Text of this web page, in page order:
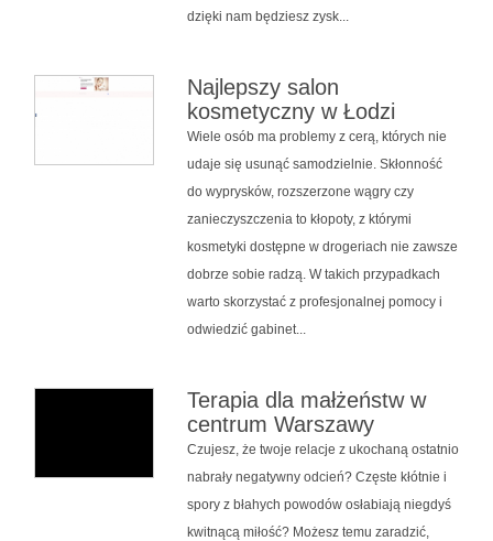
dzięki nam będziesz zysk...
Najlepszy salon
kosmetyczny w Łodzi
Wiele osób ma problemy z cerą, których nie
udaje się usunąć samodzielnie. Skłonność
do wyprysków, rozszerzone wągry czy
zanieczyszczenia to kłopoty, z którymi
kosmetyki dostępne w drogeriach nie zawsze
dobrze sobie radzą. W takich przypadkach
warto skorzystać z profesjonalnej pomocy i
odwiedzić gabinet...
Terapia dla małżeństw w
centrum Warszawy
Czujesz, że twoje relacje z ukochaną ostatnio
nabrały negatywny odcień? Częste kłótnie i
spory z błahych powodów osłabiają niegdyś
kwitnącą miłość? Możesz temu zaradzić,